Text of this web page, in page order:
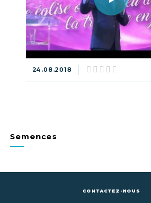
24.08.2018
Semences
CONTACTEZ-NOUS